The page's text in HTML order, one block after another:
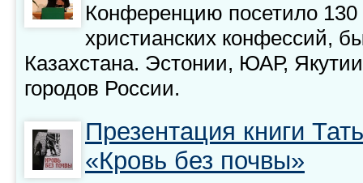
Конференцию посетило 130
христианских конфессий,
Казахстана. Эстонии, ЮАР,
городов России.
Презентация книги
«Кровь без почвы»